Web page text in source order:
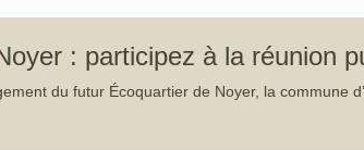
: participez à la réunion
du futur Écoquartier de Noyer, la commune